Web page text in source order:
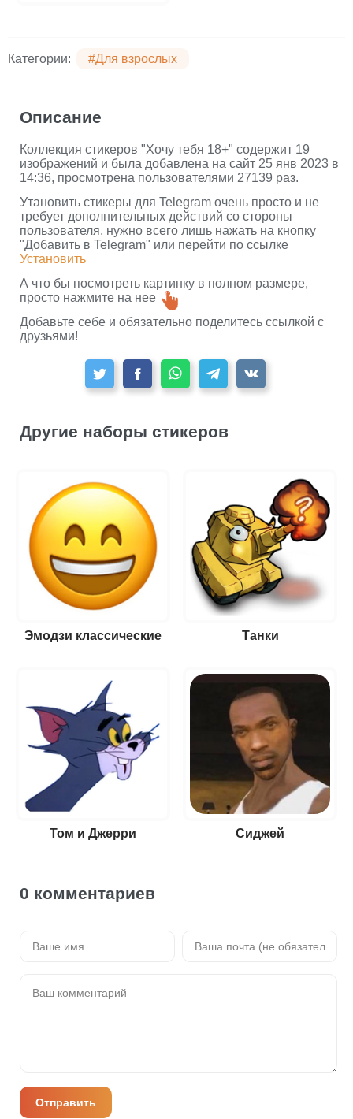
Категории: #Для взрослых
Описание
Коллекция стикеров "Хочу тебя 18+" содержит 19
изображений и была добавлена на сайт 25 янв 2023 в
14:36, просмотрена пользователями 27139 раз.
Утановить стикеры для Telegram очень просто и не
требует дополнительных действий со стороны
пользователя, нужно всего лишь нажать на кнопку
"Добавить в Telegram" или перейти по ссылке
Установить
А что бы посмотреть картинку в полном размере,
просто нажмите на нее
Добавьте себе и обязательно поделитесь ссылкой с
друзьями!
Другие наборы стикеров
Эмодзи классические Танки
Том и Джерри Сиджей
0 комментариев
Отправить